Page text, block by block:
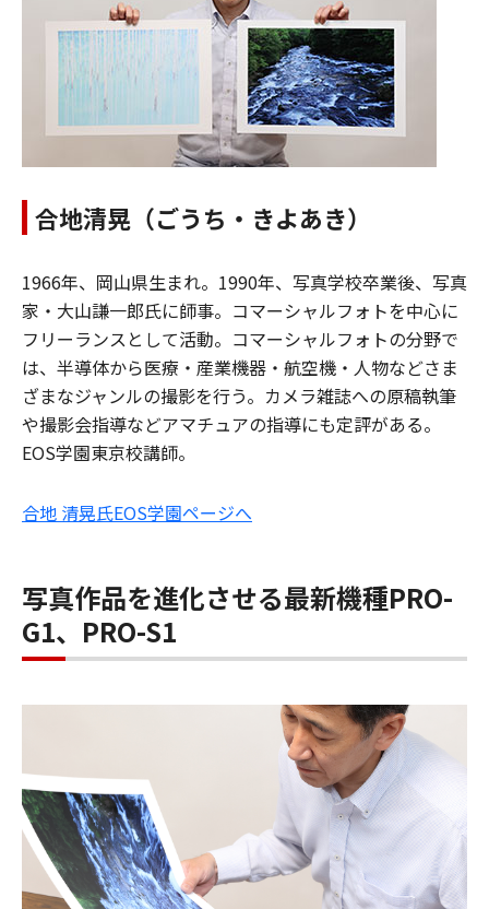
合地清晃（ごうち・きよあき）
1966年、岡山県生まれ。1990年、写真学校卒業後、写真
家・大山謙一郎氏に師事。コマーシャルフォトを中心に
フリーランスとして活動。コマーシャルフォトの分野で
は、半導体から医療・産業機器・航空機・人物などさま
ざまなジャンルの撮影を行う。カメラ雑誌への原稿執筆
や撮影会指導などアマチュアの指導にも定評がある。
EOS学園東京校講師。
合地 清晃氏EOS学園ページへ
写真作品を進化させる最新機種PRO-
G1、PRO-S1